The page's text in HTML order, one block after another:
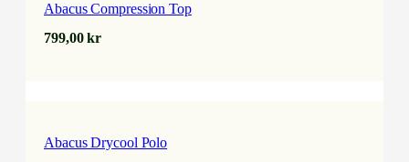
Abacus Compression Top
799,00kr
Abacus Drycool Polo